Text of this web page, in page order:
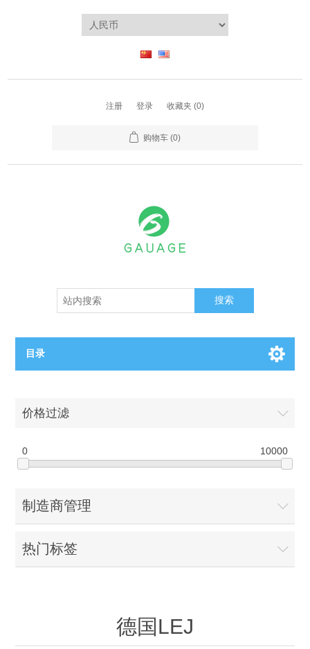
注册 登录 收藏夹 (0)
购物车 (0)
搜索
目录
OCT光源 扫频激光器
OCT 平衡探测器
OCT数据采集卡
TOPCON电池片研发解决方案
少子寿命测试仪
电阻率测试仪
椭偏仪（Ellipsometer）
半导体装备
等离子刻蚀设备
晶锭检测质量控制
价格过滤
0 10000
制造商管理
热门标签
德国LEJ